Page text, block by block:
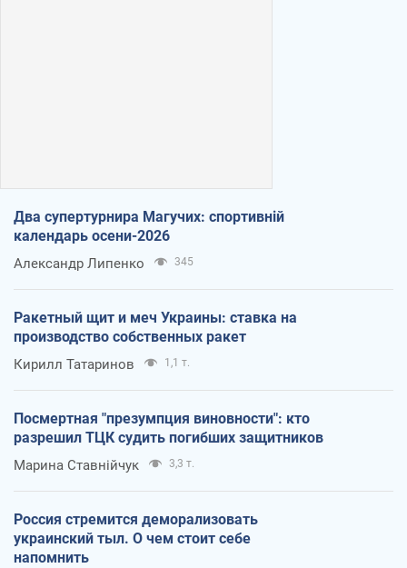
Два супертурнира Магучих: спортивній
календарь осени-2026
Александр Липенко 345
Ракетный щит и меч Украины: ставка на
производство собственных ракет
Кирилл Татаринов 1,1 т.
Посмертная "презумпция виновности": кто
разрешил ТЦК судить погибших защитников
Марина Ставнійчук 3,3 т.
Россия стремится деморализовать
украинский тыл. О чем стоит себе
напомнить